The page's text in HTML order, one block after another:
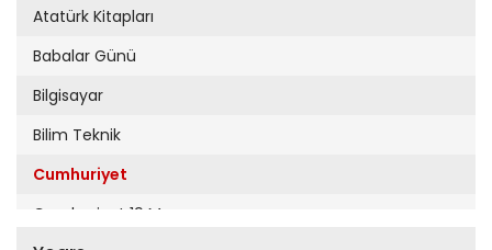
Atatürk Kitapları
Babalar Günü
Bilgisayar
Bilim Teknik
Cumhuriyet
Cumhuriyet 19 Mayıs